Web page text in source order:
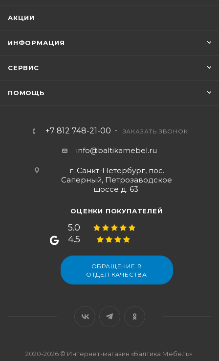
АКЦИИ
ИНФОРМАЦИЯ
СЕРВИС
ПОМОЩЬ
+7 812 748-21-00 ЗАКАЗАТЬ ЗВОНОК
info@baltikamebel.ru
г. Санкт-Петербург, пос.
Саперный, Петрозаводское
шоссе д. 63
ОЦЕНКИ ПОКУПАТЕЛЕЙ
5.0
4.5
ОБРАЩЕНИЕ В
ОТДЕЛ КАЧЕСТВА
2020-2026 © Интернет-магазин «Балтика Мебель».